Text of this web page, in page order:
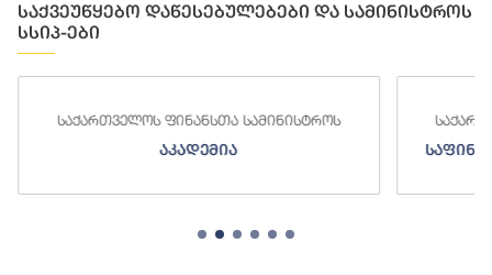
საქვეუწყებო დაწესებულებები და სამინისტროს
სსიპ-ები
საქართველოს ფინანსთა სამინისტროს
აკადემია